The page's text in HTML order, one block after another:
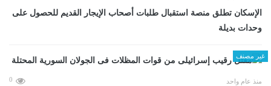
الإسكان تطلق منصة استقبال طلبات أصحاب الإيجار القديم للحصول على
وحدات بديلة
غير مصنف
منذ عام واحد 0